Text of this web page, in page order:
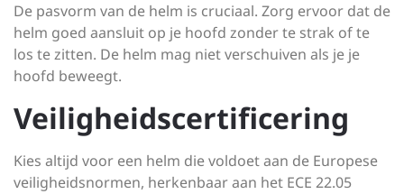
De pasvorm van de helm is cruciaal. Zorg ervoor dat de
helm goed aansluit op je hoofd zonder te strak of te
los te zitten. De helm mag niet verschuiven als je je
hoofd beweegt.
Veiligheidscertificering
Kies altijd voor een helm die voldoet aan de Europese
veiligheidsnormen, herkenbaar aan het ECE 22.05